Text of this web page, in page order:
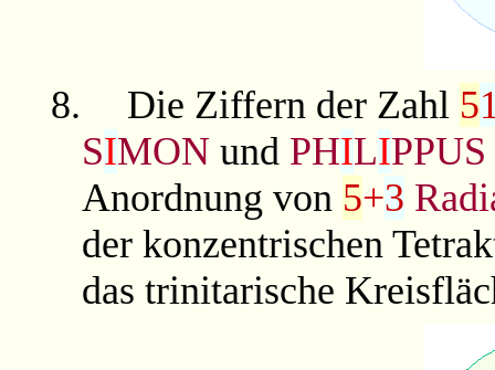
8. Die Ziffern der Zahl 5
SIMON und PHILIPPUS
Anordnung von 5+3
der konzentrischen
das trinitarische